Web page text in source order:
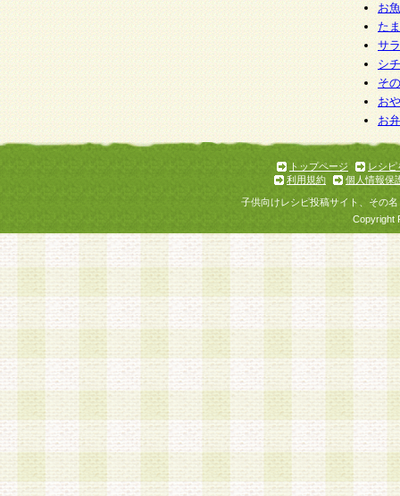
お
た
サ
シ
そ
お
お
トップページ
レシピ
利用規約
個人情報保
子供向けレシピ投稿サイト、その
Copyright